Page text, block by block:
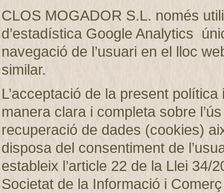
CLOS MOGADOR S.L. només
d’estadística Google Analytics
navegació de l’usuari en el lloc
similar.
L’acceptació de la present
manera clara i completa sobre
recuperació de dades (cookies)
disposa del consentiment de
estableix l’article 22 de la Llei 34/
Societat de la Informació i